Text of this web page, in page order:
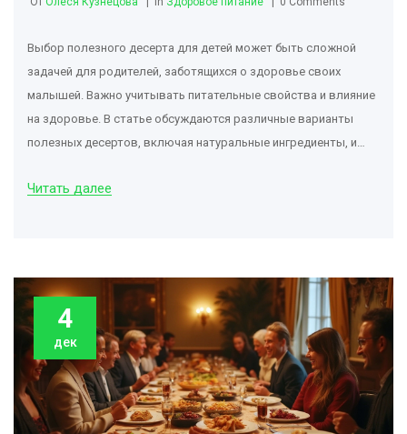
Выбор полезного десерта для детей может быть сложной
задачей для родителей, заботящихся о здоровье своих
малышей. Важно учитывать питательные свойства и влияние
на здоровье. В статье обсуждаются различные варианты
полезных десертов, включая натуральные ингредиенты, и
десерты, как фруктовые салаты, домашнее мороженое и
лишних сахаров.
Читать далее
4
дек